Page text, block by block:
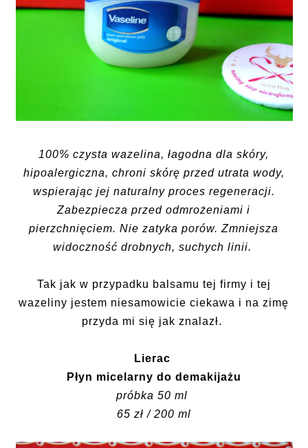
100% czysta wazelina, łagodna dla skóry,
hipoalergiczna, chroni skórę przed utrata wody,
wspierając jej naturalny proces regeneracji.
Zabezpiecza przed odmrożeniami i
pierzchnięciem. Nie zatyka porów. Zmniejsza
widoczność drobnych, suchych linii.
Tak jak w przypadku balsamu tej firmy i tej
wazeliny jestem niesamowicie ciekawa i na zimę
przyda mi się jak znalazł.
Lierac
Płyn micelarny do demakijażu
próbka 50 ml
65 zł / 200 ml